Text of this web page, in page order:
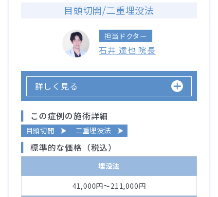
目頭切開/二重埋没法
担当ドクター
石井 達也 院長
詳しく見る
この症例の施術詳細
目頭切開 二重埋没法
標準的な価格（税込）
埋没法
41,000円～211,000円